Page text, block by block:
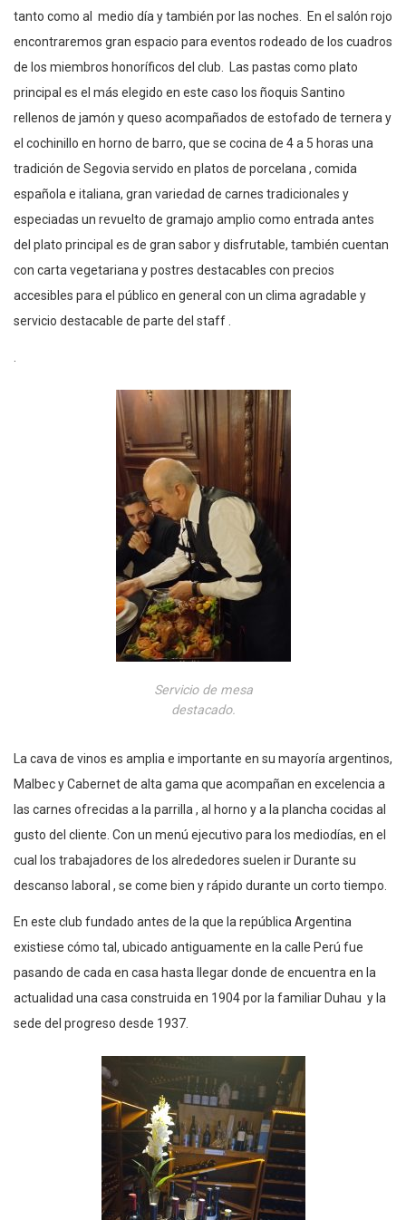
tanto como al medio día y también por las noches. En el salón rojo
encontraremos gran espacio para eventos rodeado de los cuadros
de los miembros honoríficos del club. Las pastas como plato
principal es el más elegido en este caso los ñoquis Santino
rellenos de jamón y queso acompañados de estofado de ternera y
el cochinillo en horno de barro, que se cocina de 4 a 5 horas una
tradición de Segovia servido en platos de porcelana , comida
española e italiana, gran variedad de carnes tradicionales y
especiadas un revuelto de gramajo amplio como entrada antes
del plato principal es de gran sabor y disfrutable, también cuentan
con carta vegetariana y postres destacables con precios
accesibles para el público en general con un clima agradable y
servicio destacable de parte del staff .
.
Servicio de mesa
destacado.
La cava de vinos es amplia e importante en su mayoría argentinos,
Malbec y Cabernet de alta gama que acompañan en excelencia a
las carnes ofrecidas a la parrilla , al horno y a la plancha cocidas al
gusto del cliente. Con un menú ejecutivo para los mediodías, en el
cual los trabajadores de los alrededores suelen ir Durante su
descanso laboral , se come bien y rápido durante un corto tiempo.
En este club fundado antes de la que la república Argentina
existiese cómo tal, ubicado antiguamente en la calle Perú fue
pasando de cada en casa hasta llegar donde de encuentra en la
actualidad una casa construida en 1904 por la familiar Duhau y la
sede del progreso desde 1937.